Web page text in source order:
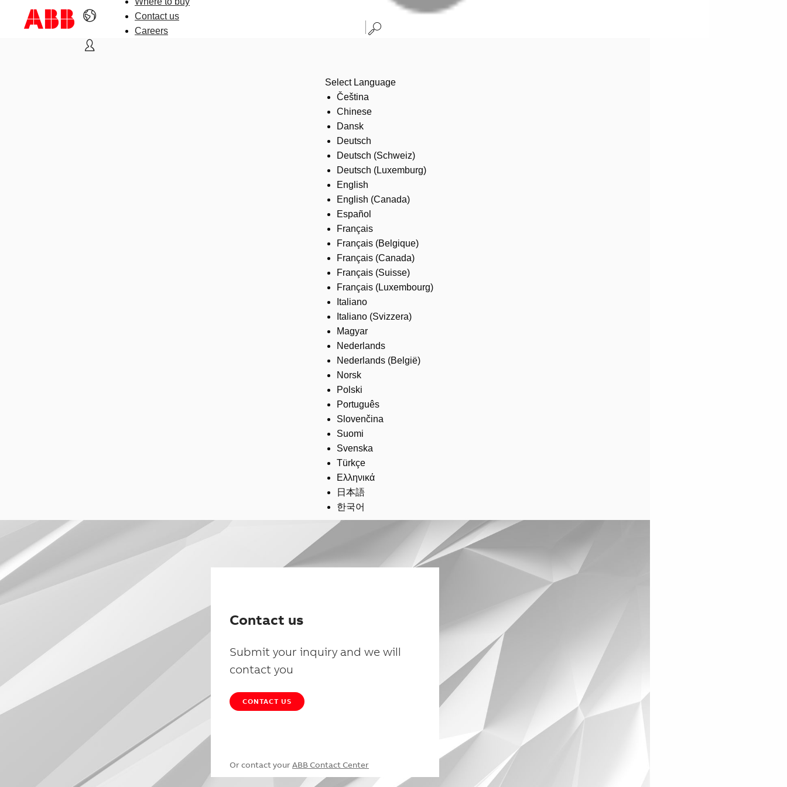
Contact us
Careers
Select Language
Čeština
Chinese
Dansk
Deutsch
Deutsch (Schweiz)
Deutsch (Luxemburg)
English
English (Canada)
Español
Français
Français (Belgique)
Français (Canada)
Français (Suisse)
Français (Luxembourg)
Italiano
Italiano (Svizzera)
Magyar
Nederlands
Nederlands (België)
Norsk
Polski
Português
Slovenčina
Suomi
Svenska
Türkçe
Ελληνικά
日本語
한국어
Contact us
Submit your inquiry and we will
contact you
CONTACT US
Or contact your ABB Contact Center